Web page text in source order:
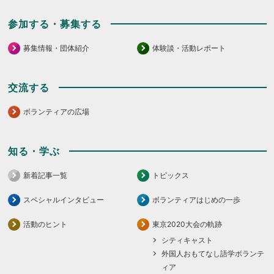
参加する・募集する
募集情報・団体紹介 体験談・活動レポート
交流する
ボランティアの広場
知る・学ぶ
新着記事一覧 トピックス
スペシャルインタビュー ボランティアはじめの一歩
活動のヒント
東京2020大会の軌跡
シティキャスト
外国人おもてなし語学ボランテ
ィア